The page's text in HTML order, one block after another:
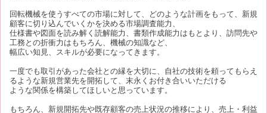
回転機械を使うすべての市場に対して、どのような計画をもって、新規
顧客に切り込んでいくかを決める市場調査能力、
仕様書や図面を読み解く読解能力、書類作成能力はもとより、訪問先や
工務との折衝力はもちろん、機械の知識など、
幅広い知見、スキルが必要になってきます。
一度でも取引があった会社との縁を大切に、自社の技術を頼ってもらえ
るような新規営業先を開拓して、末永くお付き合いいただける
ような関係を構築してほしいと思っています。
もちろん、新規開拓先や既存顧客の売上状況の推移により、売上・利益